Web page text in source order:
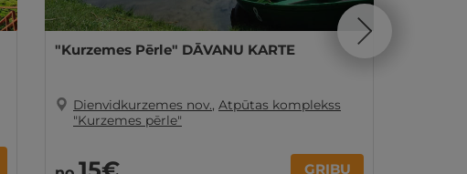
"Kurzemes Pērle" DĀVANU KARTE
Dienvidkurzemes nov., Atpūtas komplekss
"Kurzemes pērle"
GRIBU